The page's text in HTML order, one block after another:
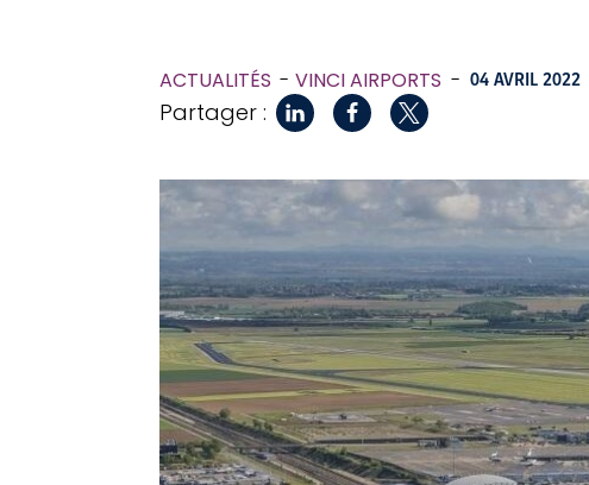
ACTUALITÉS VINCI AIRPORTS - 04 AVRIL 2022
Partager :